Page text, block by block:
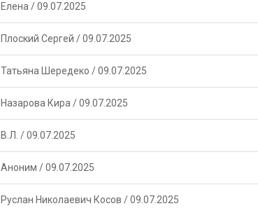
Елена /09.07.2025
Плоский Сергей /09.07.2025
Татьяна Шередеко /09.07.2025
Назарова Кира /09.07.2025
В.Л. /09.07.2025
Аноним /09.07.2025
Руслан Николаевич Косов /09.07.2025